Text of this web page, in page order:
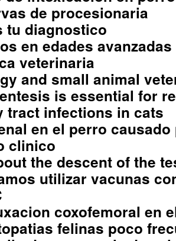
de procesionaria
tu diagnostico
en edades
veterinaria
and small animal
is essential for
tract infections in cats
en el perro
clinico
the descent of the
utilizar vacunas
coxofemoral en
felinas poco